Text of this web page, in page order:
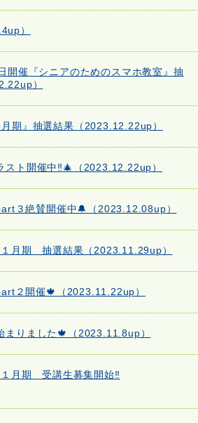
）
開催『シニアのためのスマホ教室』抽
）
月期』抽選結果（2023.12.22up）
スト開催中‼🎄（2023.12.22up）
３絶賛開催中🔔（2023.12.08up）
月期 抽選結果（2023.11.29up）
２開催🍁（2023.11.22up）
まりました🍁（2023.11.8up）
月期 受講生募集開始‼